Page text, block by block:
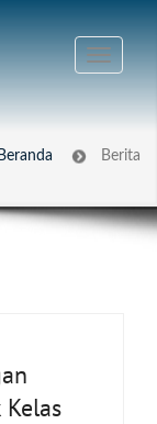
Beranda Berita